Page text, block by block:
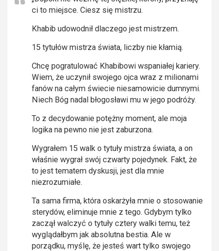
ci to miejsce. Ciesz się mistrzu.
Khabib udowodnił dlaczego jest mistrzem.
15 tytułów mistrza świata, liczby nie kłamią.
Chcę pogratulować Khabibowi wspaniałej kariery.
Wiem, że uczynił swojego ojca wraz z milionami
fanów na całym świecie niesamowicie dumnymi.
Niech Bóg nadal błogosławi mu w jego podróży.
To z decydowanie potężny moment, ale moja
logika na pewno nie jest zaburzona.
Wygrałem 15 walk o tytuły mistrza świata, a on
właśnie wygrał swój czwarty pojedynek. Fakt, że
to jest tematem dyskusji, jest dla mnie
niezrozumiałe.
Ta sama firma, która oskarżyła mnie o stosowanie
sterydów, eliminuje mnie z tego. Gdybym tylko
zaczął walczyć o tytuły cztery walki temu, też
wyglądałbym jak absolutna bestia. Ale w
porządku, myślę, że jesteś wart tylko swojego